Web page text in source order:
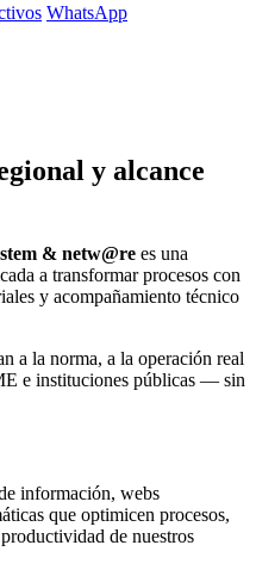
WhatsApp
y alcance
& netw@re es una
a transformar procesos con
y acompañamiento técnico
a la norma, a la operación real
e instituciones públicas — sin
información, webs
que optimicen procesos,
de nuestros